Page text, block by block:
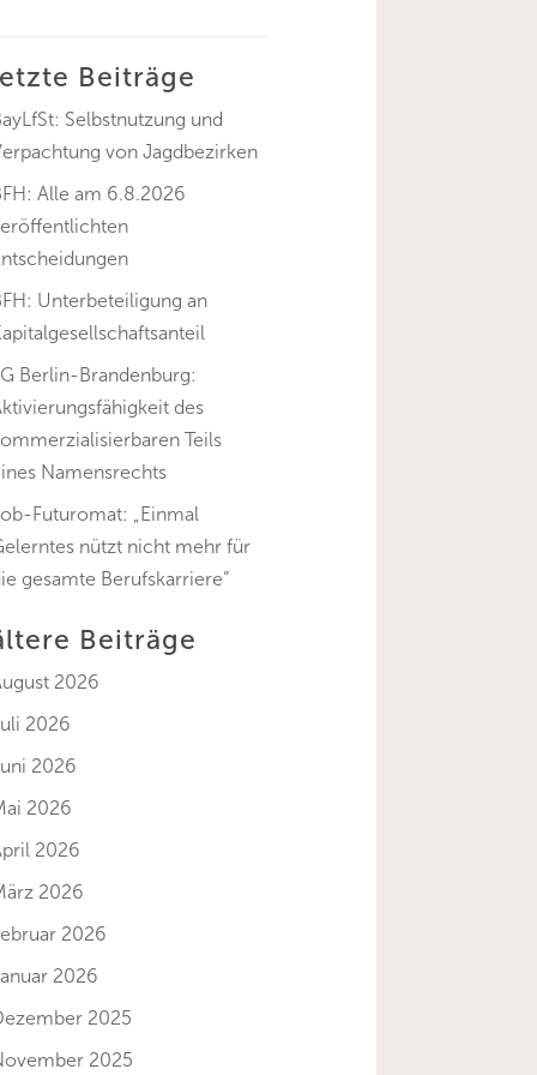
Beiträge
Selbstnutzung und
von Jagdbezirken
Alle am 6.8.2026
Unterbeteiligung an
Berlin-Brandenburg:
des
Teils
Namensrechts
Futuromat: „Einmal
nützt nicht mehr für
gesamte Berufskarriere“
Beiträge
2026
2026
2026
2026
2026
2026
2026
2026
2025
2025